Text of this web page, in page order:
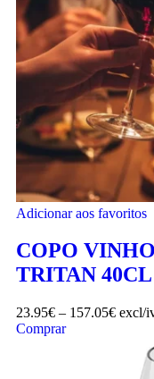
Adicionar aos favoritos
COPO
TRITAN
23.95€ – 157.05€ excl/
Comprar